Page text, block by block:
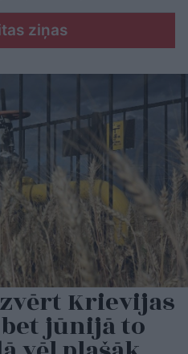
ziņas
Krievijas
jūnijā to